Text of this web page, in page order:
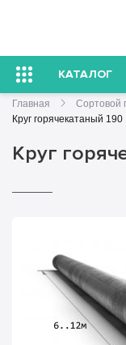
КАТАЛОГ
Главная Сортовой
Круг горячекатаный 190
Круг